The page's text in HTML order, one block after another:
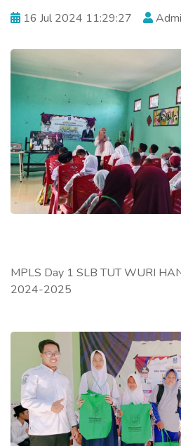
16 Jul 2024 11:29:27
MPLS Day 1 SLB TUT WURI
2024-2025